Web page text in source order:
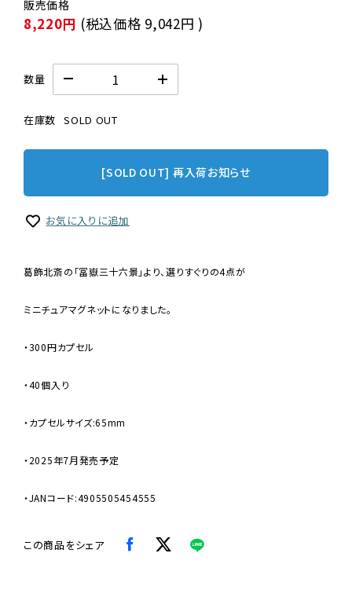
8,220円 (税込価格 9,042円 )
数量
在庫数 SOLD OUT
[SOLD OUT] 再入荷お知らせ
お気に入りに追加
葛飾北斎の「冨嶽三十六景」より、選りすぐりの4点が
ミニチュアマグネットになりました。
・300円カプセル
・40個入り
・カプセルサイズ:65mm
・2025年7月発売予定
・JANコード:4905505454555
この商品をシェア